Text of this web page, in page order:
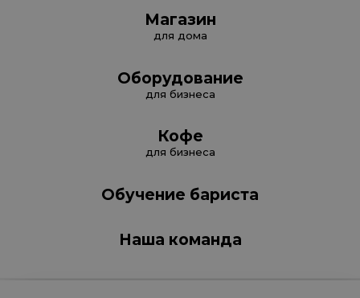
Магазин
для дома
Оборудование
для бизнеса
Кофе
для бизнеса
Обучение бариста
Наша команда